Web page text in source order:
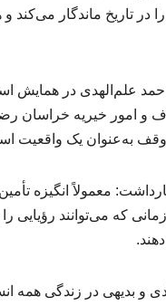
را در تاریخ ماندگار
احمد علم‌الهدی در همایش
و امور خیریه خراسان
وقف به‌عنوان یک واقعیت
مبارکه کهف اظهارداشت:
که می‌توانند رؤیایی
و بدیهی در زندگی همه